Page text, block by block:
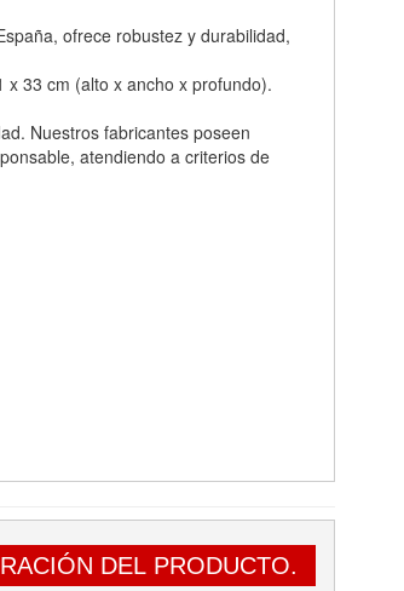
ofrece robustez y durabilidad,
33 cm (alto x ancho x profundo).
Nuestros fabricantes poseen
atendiendo a criterios de
DEL PRODUCTO.